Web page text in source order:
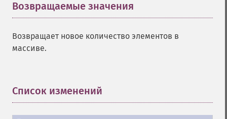
Возвращаемые значения
Возвращает новое количество элементов в
массиве.
Список изменений